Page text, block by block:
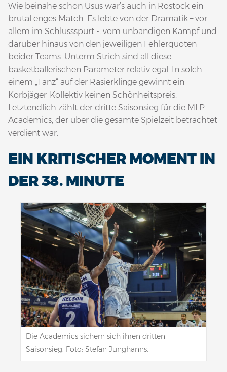
Wie beinahe schon Usus war’s auch in Rostock ein
brutal enges Match. Es lebte von der Dramatik – vor
allem im Schlussspurt -, vom unbändigen Kampf und
darüber hinaus von den jeweiligen Fehlerquoten
beider Teams. Unterm Strich sind all diese
basketballerischen Parameter relativ egal. In solch
einem „Tanz“ auf der Rasierklinge gewinnt ein
Korbjäger-Kollektiv keinen Schönheitspreis.
Letztendlich zählt der dritte Saisonsieg für die MLP
Academics, der über die gesamte Spielzeit betrachtet
verdient war.
EIN KRITISCHER MOMENT IN
DER 38. MINUTE
Die Academics sichern sich ihren dritten
Saisonsieg. Foto: Stefan Junghanns.